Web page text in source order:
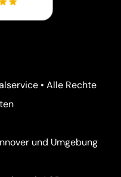
• Alle Rechte
und Umgebung